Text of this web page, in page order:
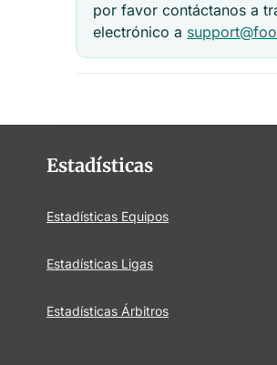
por favor contáctanos a
electrónico a
Estadísticas
Estadísticas Equipos
Estadísticas Ligas
Estadísticas Árbitros